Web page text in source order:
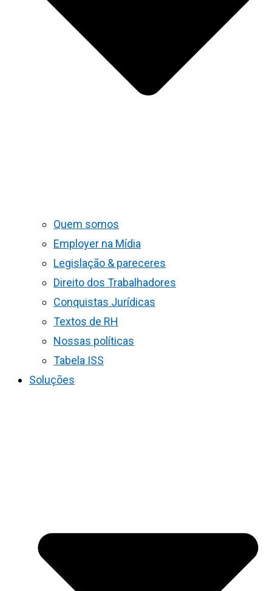
Quem somos
Employer na Mídia
Legislação & pareceres
Direito dos Trabalhadores
Conquistas Jurídicas
Textos de RH
Nossas políticas
Tabela ISS
Soluções